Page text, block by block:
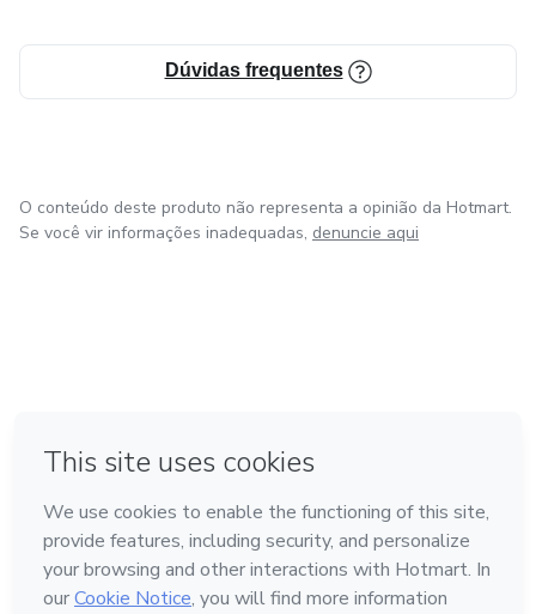
Dúvidas frequentes
O conteúdo deste produto não representa a opinião da Hotmart.
Se você vir informações inadequadas, denuncie aqui
Feito com ❤ na Cidade do México
Conheça a Hotmart